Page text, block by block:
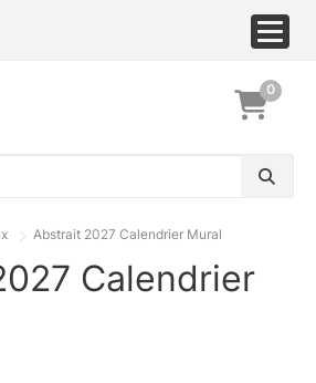
0
Abstrait 2027 Calendrier Mural
Calendrier